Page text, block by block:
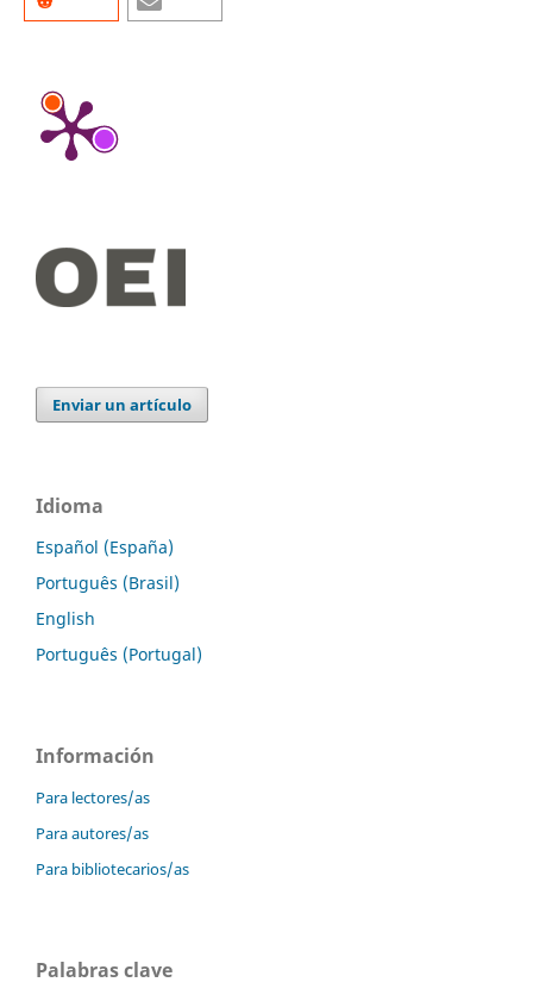
Enviar un artículo
Idioma
Español (España)
Português (Brasil)
English
Português (Portugal)
Información
Para lectores/as
Para autores/as
Para bibliotecarios/as
Palabras clave